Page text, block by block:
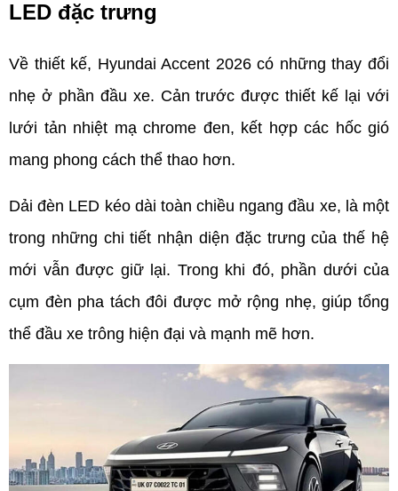
LED đặc trưng
Về thiết kế, Hyundai Accent 2026 có những thay đổi
nhẹ ở phần đầu xe. Cản trước được thiết kế lại với
lưới tản nhiệt mạ chrome đen, kết hợp các hốc gió
mang phong cách thể thao hơn.
Dải đèn LED kéo dài toàn chiều ngang đầu xe, là một
trong những chi tiết nhận diện đặc trưng của thế hệ
mới vẫn được giữ lại. Trong khi đó, phần dưới của
cụm đèn pha tách đôi được mở rộng nhẹ, giúp tổng
thể đầu xe trông hiện đại và mạnh mẽ hơn.